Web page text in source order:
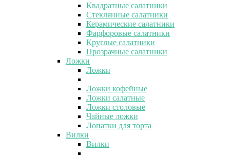
Квадратные салатники
Стеклянные салатники
Керамические салатники
Фарфоровые салатники
Круглые салатники
Прозрачные салатники
Ложки
Ложки
Ложки кофейные
Ложки салатные
Ложки столовые
Чайные ложки
Лопатки для торта
Вилки
Вилки